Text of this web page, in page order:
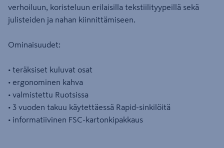
verhoiluun, koristeluun erilaisilla tekstiilityypeillä sekä
julisteiden ja nahan kiinnittämiseen.
Ominaisuudet:
• teräksiset kuluvat osat
• ergonominen kahva
• valmistettu Ruotsissa
• 3 vuoden takuu käytettäessä Rapid-sinkilöitä
• informatiivinen FSC-kartonkipakkaus